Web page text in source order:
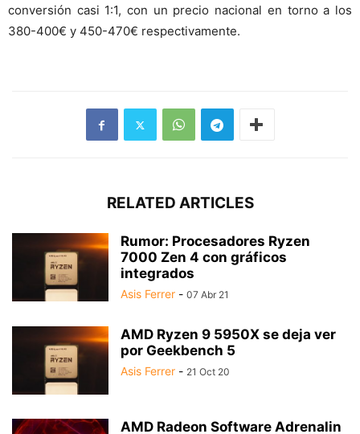
conversión casi 1:1, con un precio nacional en torno a los
380-400€ y 450-470€ respectivamente.
RELATED ARTICLES
Rumor: Procesadores Ryzen
7000 Zen 4 con gráficos
integrados
Asis Ferrer - 07 Abr 21
AMD Ryzen 9 5950X se deja ver
por Geekbench 5
Asis Ferrer - 21 Oct 20
AMD Radeon Software Adrenalin